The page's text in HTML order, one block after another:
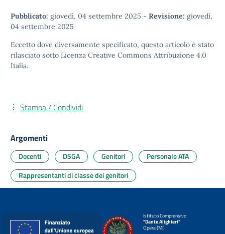
Pubblicato: giovedì, 04 settembre 2025 - Revisione: giovedì,
04 settembre 2025
Eccetto dove diversamente specificato, questo articolo è stato
rilasciato sotto Licenza Creative Commons Attribuzione 4.0
Italia.
Stampa / Condividi
Argomenti
Docenti DSGA Genitori
Personale ATA
Rappresentanti di classe dei genitori
Istituto Comprensivo
"Dante Alighieri"
Opera (MI)